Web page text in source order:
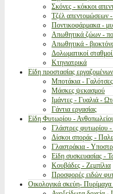
Σκόνες - κόκκοι
Τζέλ απεντομώσεων
Ποντικοφάρμακα -
Απωθητικά ζώων -
Απωθητικά -
Δολωματικοί
Κτηνιατρικά
Είδη προστασίας εργαζομένων
Μποτάκια -
Μάσκες ψεκασμού
Ιμάντες - Γυαλιά -
Γάντια εργασίας
Είδη Φυτωρίου -
Γλάστρες φυτωρίου
Δίσκοι σποράς -
Γλαστράκια -
Είδη συσκευασίας -
Κουβάδες - Ζεμπίλια
Προσφορές ειδών
Οικολογικά σκεύη-